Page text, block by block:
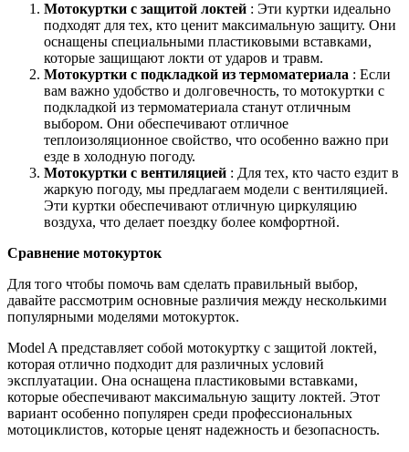
Мотокуртки с защитой локтей : Эти куртки идеально
подходят для тех, кто ценит максимальную защиту. Они
оснащены специальными пластиковыми вставками,
которые защищают локти от ударов и травм.
Мотокуртки с подкладкой из термоматериала : Если
вам важно удобство и долговечность, то мотокуртки с
подкладкой из термоматериала станут отличным
выбором. Они обеспечивают отличное
теплоизоляционное свойство, что особенно важно при
езде в холодную погоду.
Мотокуртки с вентиляцией : Для тех, кто часто ездит в
жаркую погоду, мы предлагаем модели с вентиляцией.
Эти куртки обеспечивают отличную циркуляцию
воздуха, что делает поездку более комфортной.
Сравнение мотокурток
Для того чтобы помочь вам сделать правильный выбор,
давайте рассмотрим основные различия между несколькими
популярными моделями мотокурток.
Model A представляет собой мотокуртку с защитой локтей,
которая отлично подходит для различных условий
эксплуатации. Она оснащена пластиковыми вставками,
которые обеспечивают максимальную защиту локтей. Этот
вариант особенно популярен среди профессиональных
мотоциклистов, которые ценят надежность и безопасность.